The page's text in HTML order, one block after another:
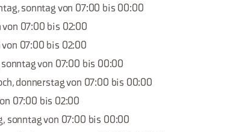
sonntag von 07:00 bis 00:00
von 07:00 bis 02:00
07:00 bis 02:00
sonntag von 07:00 bis 00:00
donnerstag von 07:00 bis 00:00
07:00 bis 02:00
sonntag von 07:00 bis 00:00